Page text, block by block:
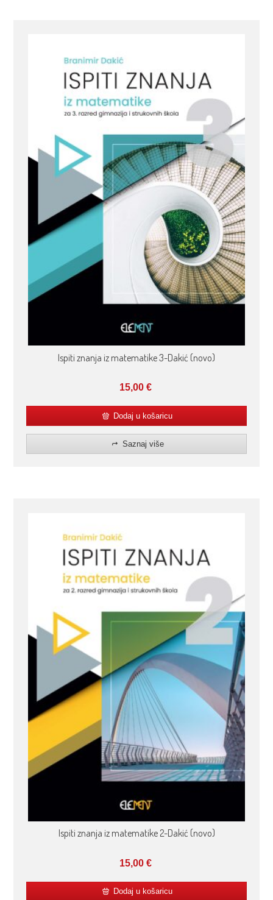
Ispiti znanja iz matematike 3-Dakić (novo)
15,00 €
Dodaj u košaricu
Saznaj više
Ispiti znanja iz matematike 2-Dakić (novo)
15,00 €
Dodaj u košaricu